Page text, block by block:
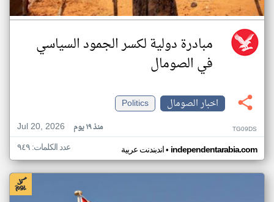
مبادرة دولية لكسر الجمود السياسي
في الصومال
اخبار الصومال
Politics
Jul 20, 2026
منذ ١٩ يوم TG09DS
اندبندنت عربية• independentarabia.com عدد الكلمات: ٩٤٩